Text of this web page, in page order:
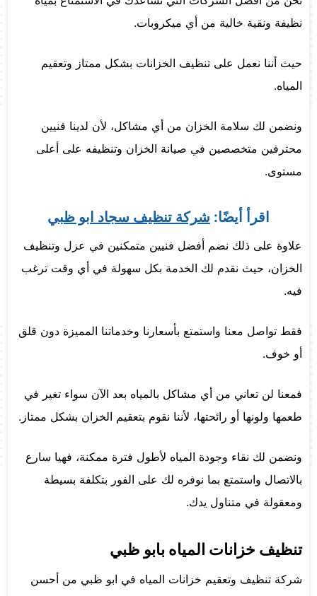
نظيفة ونقية خالية من أي ميكروبات.
حيث أننا نعمل على تنظيف الخزانات بشكل ممتاز وتعقيم
المياه.
ونضمن لك سلامة الخزان من أي مشاكل، لأن لدينا فنيين
محترفين متخصصين في صيانة الخزان وتنظيفه على أعلى
مستوى.
اقرأ أيضًا: شركة تنظيف سجاد ابو ظبي
علاوة على ذلك نضم أفضل فنيين متمكنين في عزل وتنظيف
الخزان، حيث نقدم لك الخدمة بكل سهولة في أي وقت ترغب
فيه.
فقط تواصل معنا واستمتع بأسعارنا وخدماتنا المميزة دون قلق
أو خوف.
فمعنا لن تعاني من أي مشاكل بالمياه بعد الآن سواء تغير في
طعمها ولونها أو رائحتها، لأننا نقوم بتعقيم الخزان بشكل ممتاز.
ونضمن لك نقاء وجودة المياه لأطول فترة ممكنة، فهيا سارع
بالاتصال واستمتع بما نوفره لك على الفور بتكلفة بسيطة
ومعقولة في متناول يدك.
تنظيف خزانات المياه بابو ظبي
شركة تنظيف وتعقيم خزانات المياه في ابو ظبي من أحسن